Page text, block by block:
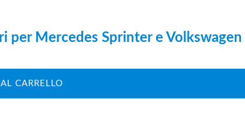
per Mercedes Sprinter e
CARRELLO